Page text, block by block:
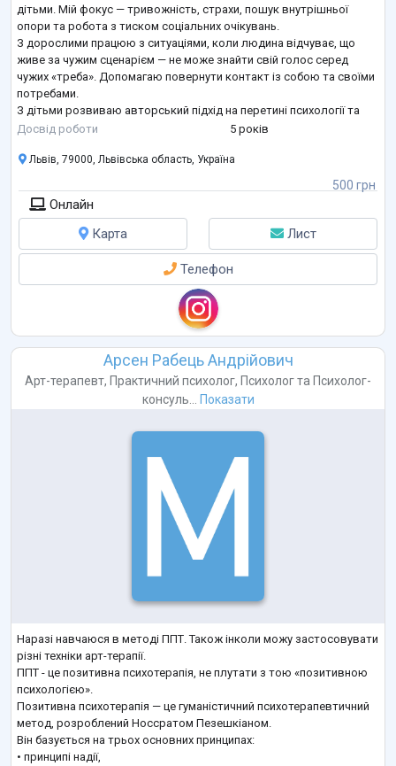
дітьми. Мій фокус — тривожність, страхи, пошук внутрішньої
опори та робота з тиском соціальних очікувань.
З дорослими працюю з ситуаціями, коли людина відчуває, що
живе за чужим сценарієм — не може знайти свій голос серед
чужих «треба». Допомагаю повернути контакт із собою та своїми
потребами.
З дітьми розвиваю авторський підхід на перетині психології та
освіти — створюю середовище, де дитина почувається безпечно,
Мій стиль — чесність без...
Досвід роботи 5 років
500 грн
Львів, 79000, Львівська область, Україна
Онлайн
Карта
Лист
Телефон
Арсен Рабець Андрійович
Арт-терапевт, Практичний психолог, Психологта Психолог-
консуль...
Показати
Наразі навчаюся в методі ППТ. Також інколи можу застосовувати
різні техніки арт-терапії.
ППТ - це позитивна психотерапія, не плутати з тою «позитивною
психологією».
Позитивна психотерапія — це гуманістичний психотерапевтичний
метод, розроблений Носсратом Пезешкіаном.
Він базується на трьох основних принципах:
• принципі надії,